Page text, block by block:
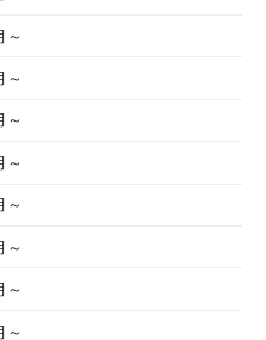
～
～
～
～
～
～
～
～